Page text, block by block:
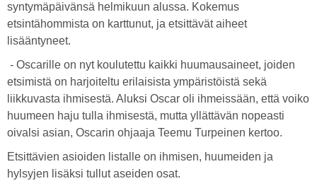
syntymäpäivänsä helmikuun alussa. Kokemus
etsintähommista on karttunut, ja etsittävät aiheet
lisääntyneet.
- Oscarille on nyt koulutettu kaikki huumausaineet, joiden
etsimistä on harjoiteltu erilaisista ympäristöistä sekä
liikkuvasta ihmisestä. Aluksi Oscar oli ihmeissään, että voiko
huumeen haju tulla ihmisestä, mutta yllättävän nopeasti
oivalsi asian, Oscarin ohjaaja Teemu Turpeinen kertoo.
Etsittävien asioiden listalle on ihmisen, huumeiden ja
hylsyjen lisäksi tullut aseiden osat.